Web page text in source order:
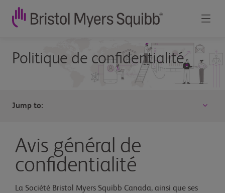
de
confidentialité
Myers
Squibb
Politique de confidentialité
Jump to:
Avis général de
confidentialité
La Société Bristol Myers Squibb Canada, ainsi que ses